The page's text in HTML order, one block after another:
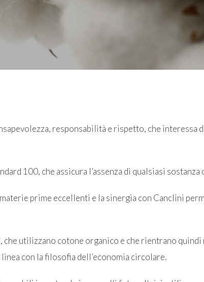
responsabilità e rispetto, che interessa
100, che assicura l’assenza di qualsiasi sostanza
prime eccellenti e la sinergia con Canclini
utilizzano cotone organico e che rientrano
con la filosofia dell’economia circolare.